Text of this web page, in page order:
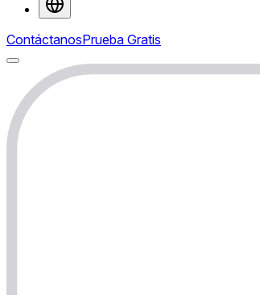
ContáctanosPrueba Gratis